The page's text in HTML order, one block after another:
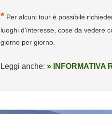
* Per alcuni tour è possibile
luoghi d'interesse, cose da vedere
giorno per giorno.
Leggi anche: » INFORMATIVA